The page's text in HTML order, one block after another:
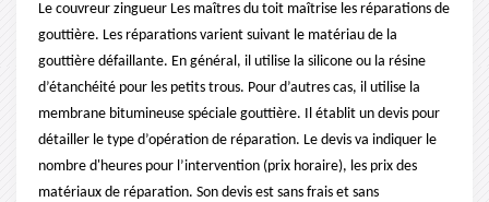
Le couvreur zingueur Les maîtres du toit maîtrise les réparations de
gouttière. Les réparations varient suivant le matériau de la
gouttière défaillante. En général, il utilise la silicone ou la résine
d’étanchéité pour les petits trous. Pour d’autres cas, il utilise la
membrane bitumineuse spéciale gouttière. Il établit un devis pour
détailler le type d’opération de réparation. Le devis va indiquer le
nombre d'heures pour l’intervention (prix horaire), les prix des
matériaux de réparation. Son devis est sans frais et sans